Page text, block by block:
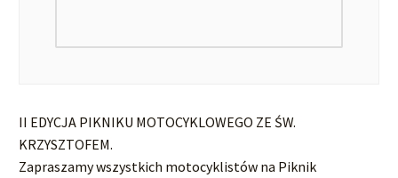
II EDYCJA PIKNIKU MOTOCYKLOWEGO ZE ŚW.
KRZYSZTOFEM.
Zapraszamy wszystkich motocyklistów na Piknik